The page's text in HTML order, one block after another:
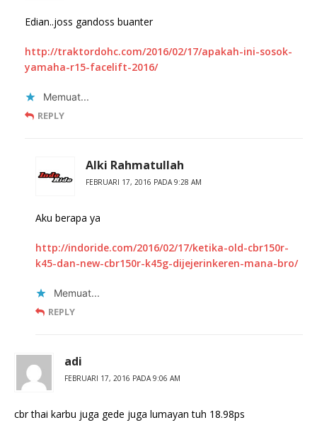
Edian..joss gandoss buanter
http://traktordohc.com/2016/02/17/apakah-ini-sosok-
yamaha-r15-facelift-2016/
Memuat...
REPLY
Alki Rahmatullah
FEBRUARI 17, 2016 PADA 9:28 AM
Aku berapa ya
http://indoride.com/2016/02/17/ketika-old-cbr150r-
k45-dan-new-cbr150r-k45g-dijejerinkeren-mana-bro/
Memuat...
REPLY
adi
FEBRUARI 17, 2016 PADA 9:06 AM
cbr thai karbu juga gede juga lumayan tuh 18.98ps